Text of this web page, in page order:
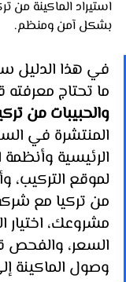
استيراد الماكينة
بشكل آمن ومنظم.
في هذا الدليل
ما تحتاج معرفته
والحبيبات من
المنتشرة في
الرئيسية وأنظمة
لموقع التركيب،
من تركيا مع
مشروعك، اختيار
السعر،
وصول الماكينة